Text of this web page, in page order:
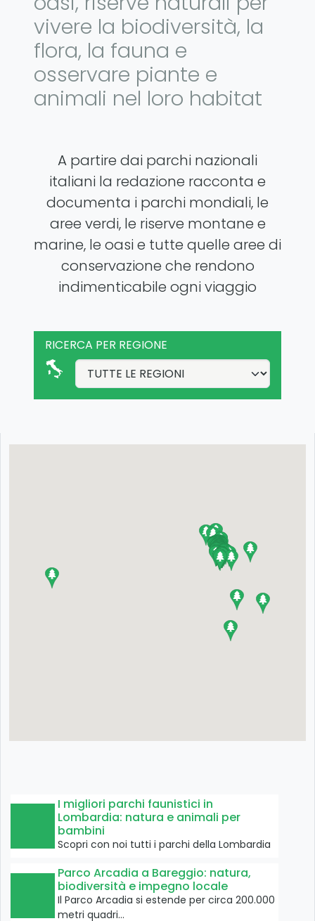
vivere la biodiversità, la
flora, la fauna e
osservare piante e
animali nel loro habitat
A partire dai parchi nazionali
italiani la redazione racconta e
documenta i parchi mondiali, le
aree verdi, le riserve montane e
marine, le oasi e tutte quelle aree di
conservazione che rendono
indimenticabile ogni viaggio
RICERCA PER REGIONE
I migliori parchi faunistici in
Lombardia: natura e animali per
bambini
Scopri con noi tutti i parchi della Lombardia
Parco Arcadia a Bareggio: natura,
biodiversità e impegno locale
Il Parco Arcadia si estende per circa 200.000
metri quadri…